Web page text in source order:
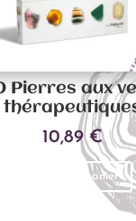
Pierres aux
10,89€
Ajouter au panier